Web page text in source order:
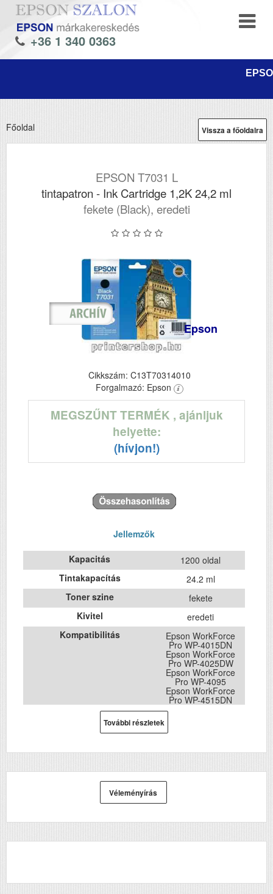
+36 1 340 0363
Vissza a főoldalra
Főoldal
EPSON T7031 L
tintapatron - Ink Cartridge 1,2K 24,2 ml
fekete (Black), eredeti
Epson
Cikkszám: C13T70314010
Forgalmazó: Epson
MEGSZŰNT TERMÉK , ajánljuk
helyette:
(hívjon!)
Jellemzők
Kapacitás
1200 oldal
Tintakapacítás
24.2 ml
Toner szine
fekete
Kivitel
eredeti
Kompatibilitás
Epson WorkForce
Pro WP-4015DN
Epson WorkForce
Pro WP-4025DW
Epson WorkForce
Pro WP-4095
Epson WorkForce
Pro WP-4515DN
Epson WorkForce
Pro WP-4535DWF
Pro WP-4545DTWF
Pro WP-4595
További részletek
Véleményírás